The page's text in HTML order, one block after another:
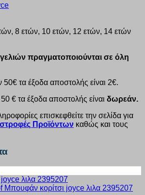
8 ετών, 10 ετών, 12 ετών, 14 ετών
πραγματοποιούνται σε όλη
τα έξοδα αποστολής είναι 2€.
€ τα έξοδα αποστολής είναι δωρεάν.
επισκεφθείτε την σελίδα για
Προϊόντων καθώς και τους